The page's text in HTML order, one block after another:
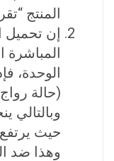
المنتج
إن تحميل
المباشرة
الوحدة،
(حالة
حيث
وهذا ضد